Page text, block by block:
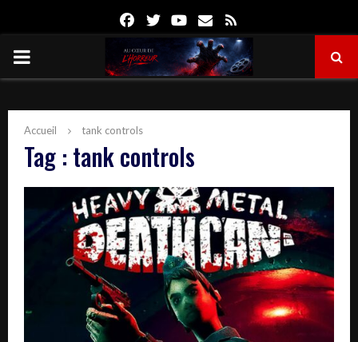
FacebookTwitterYoutube
Email
PRIMARY
Accueil tank controls
Tag : tank controls